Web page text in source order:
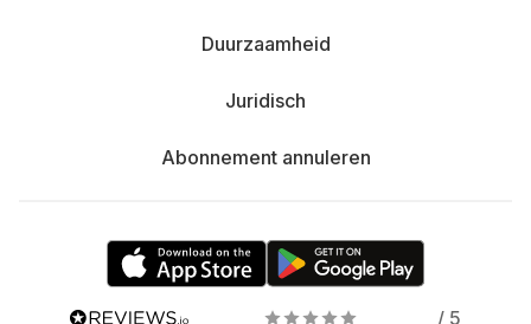
Duurzaamheid
Juridisch
Abonnement annuleren
/ 5